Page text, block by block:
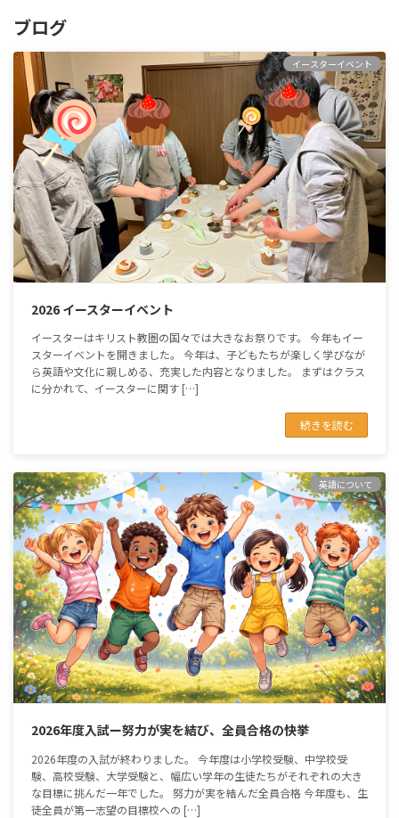
ブログ
イースターイベント
2026 イースターイベント
イースターはキリスト教圏の国々では大きなお祭りです。 今年もイー
スターイベントを開きました。 今年は、子どもたちが楽しく学びなが
ら英語や文化に親しめる、充実した内容となりました。 まずはクラス
に分かれて、イースターに関す […]
続きを読む
英語について
2026年度入試ー努力が実を結び、全員合格の快挙
2026年度の入試が終わりました。 今年度は小学校受験、中学校受
験、高校受験、大学受験と、幅広い学年の生徒たちがそれぞれの大き
な目標に挑んだ一年でした。 努力が実を結んだ全員合格 今年度も、生
徒全員が第一志望の目標校への […]